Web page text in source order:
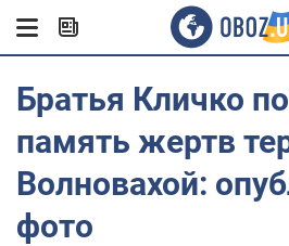
Братья Кличко
память жертв
Волновахой:
фото